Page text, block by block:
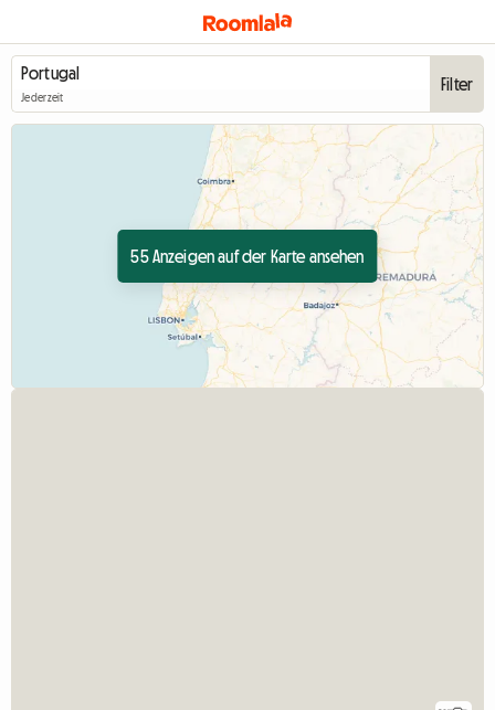
Jederzeit
Filter
55 Anzeigen auf der Karte ansehen